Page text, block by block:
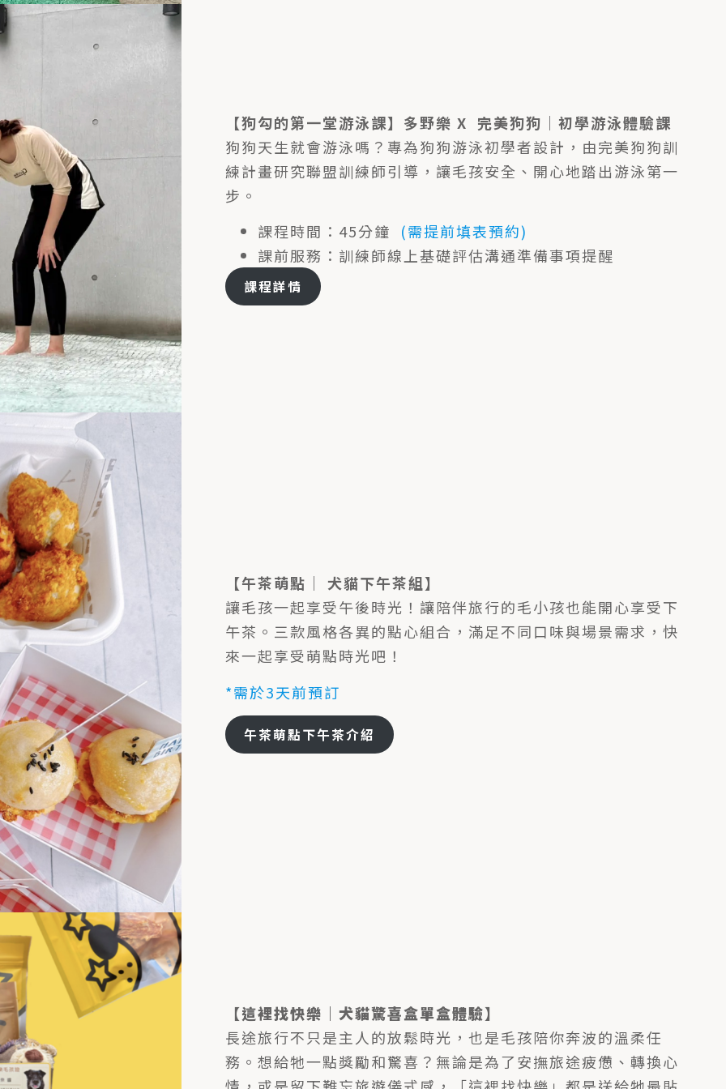
【狗勾的第一堂游泳課】多野樂 X 完美狗狗｜初學游泳體驗課
狗狗天生就會游泳嗎？專為狗狗游泳初學者設計，由完美狗狗訓
練計畫研究聯盟訓練師引導，讓毛孩安全、開心地踏出游泳第一
步。
課程時間：45分鐘 (需提前填表預約)
課前服務：訓練師線上基礎評估溝通準備事項提醒
課程詳情
【午茶萌點 ｜ 犬貓下午茶組】
讓毛孩一起享受午後時光！讓陪伴旅行的毛小孩也能開心享受下
午茶。三款風格各異的點心組合，滿足不同口味與場景需求，快
來一起享受萌點時光吧！
*需於3天前預訂
午茶萌點下午茶介紹
【這裡找快樂｜犬貓驚喜盒單盒體驗】
長途旅行不只是主人的放鬆時光，也是毛孩陪你奔波的溫柔任
務。想給牠一點獎勵和驚喜？無論是為了安撫旅途疲憊、轉換心